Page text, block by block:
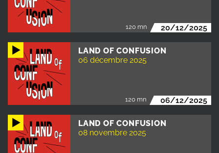
120 mn 20/12/2025
LAND OF CONFUSION
06 décembre 2025
120 mn 06/12/2025
LAND OF CONFUSION
08 novembre 2025